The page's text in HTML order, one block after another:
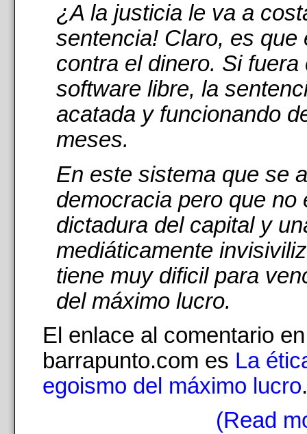
¿A la justicia le va a
sentencia! Claro, es que
contra el dinero. Si fuera
software libre, la
acatada y funcionando
meses.
En este sistema que se
democracia pero que no
dictadura del capital y
mediáticamente
tiene muy dificil para
del máximo lucro.
El enlace al comentario en
barrapunto.com es La
egoismo del máximo lucro.
(Read